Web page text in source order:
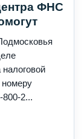
ФНС
2...